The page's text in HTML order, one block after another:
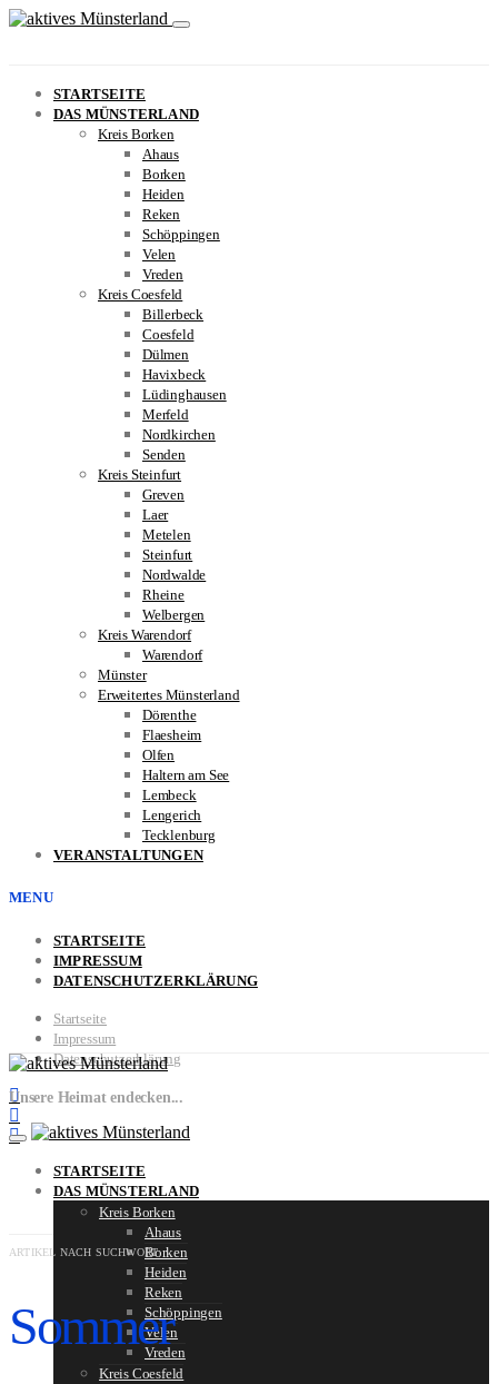
STARTSEITE
DAS MÜNSTERLAND
Kreis Borken
Ahaus
Borken
Heiden
Reken
Schöppingen
Velen
Vreden
Kreis Coesfeld
Billerbeck
Coesfeld
Dülmen
Havixbeck
Lüdinghausen
Merfeld
Nordkirchen
Senden
Kreis Steinfurt
Greven
Laer
Metelen
Steinfurt
Nordwalde
Rheine
Welbergen
Kreis Warendorf
Warendorf
Münster
Erweitertes Münsterland
Dörenthe
Flaesheim
Olfen
Haltern am See
Lembeck
Lengerich
Tecklenburg
VERANSTALTUNGEN
MENU
STARTSEITE
IMPRESSUM
DATENSCHUTZERKLÄRUNG
Startseite
Impressum
Datenschutzerklärung
Unsere Heimat endecken...
STARTSEITE
DAS MÜNSTERLAND
Kreis Borken
Ahaus
Borken
Heiden
Reken
Schöppingen
Velen
Vreden
Kreis Coesfeld
ARTIKEL NACH SUCHWORT
Sommer